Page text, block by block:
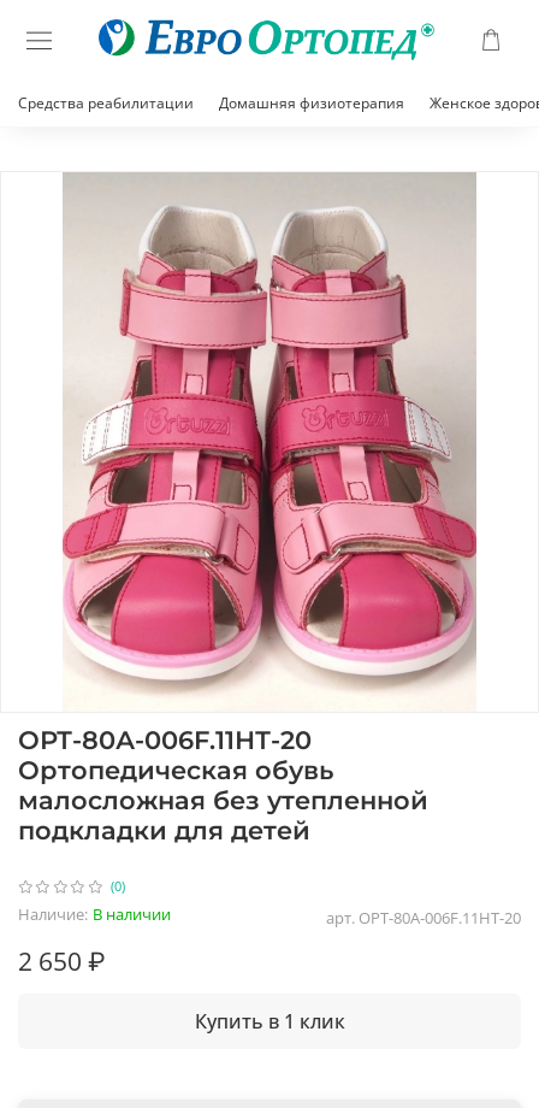
Средства реабилитации Домашняя физиотерапия Женское
(0)
арт. ОРТ-80А-006F.11НТ-20
Наличие: В наличии
ОРТ-80А-006F.11НТ-20
Ортопедическая обувь
малосложная без утепленной
подкладки для детей
2 650 ₽
Купить в 1 клик